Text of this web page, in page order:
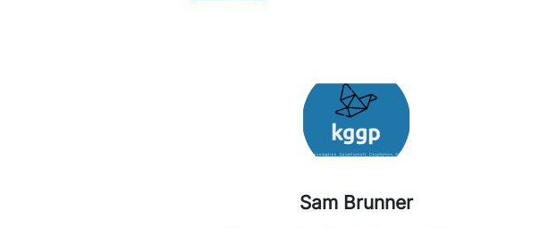
Sam Brunner